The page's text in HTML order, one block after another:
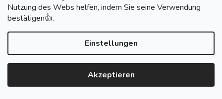
Nutzung des Webs helfen, indem Sie seine Verwendung
bestätigen👍.
Einstellungen
Akzeptieren
monobrand.cz monobrand.online
Erstellt von Shoptet
SWITCHHOUSE
vorbehalten.